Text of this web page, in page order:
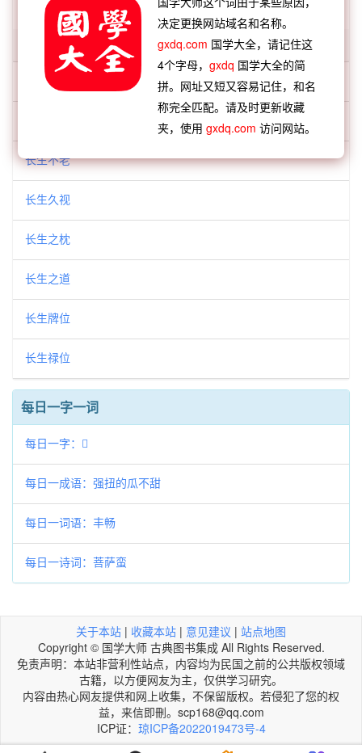
查看： 「长生牌位」在《汉语词典》的解释
「长生」开头的词语:
长生不死
长生不老
长生久视
长生之枕
长生之道
长生牌位
长生禄位
每日一字一词
每日一字：𤗋
每日一成语：强扭的瓜不甜
每日一词语：丰畅
每日一诗词：菩萨蛮
关于本站 | 收藏本站 | 意见建议 | 站点地图
Copyright © 国学大师 古典图书集成 All Rights Reserved.
免责声明：本站非营利性站点，内容均为民国之前的公共版权领域
古籍，以方便网友为主，仅供学习研究。
内容由热心网友提供和网上收集，不保留版权。若侵犯了您的权
益，来信即刪。scp168@qq.com
ICP证： 琼ICP备2022019473号-4
决定更换网站域名和名称。
gxdq.com 国学大全，请记住这
4个字母，gxdq 国学大全的简
拼。网址又短又容易记住，和名
称完全匹配。请及时更新收藏
夹，使用gxdq.com 访问网站。